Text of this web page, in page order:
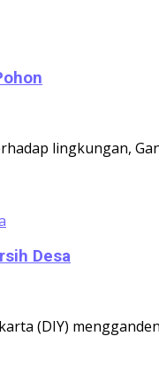
lingkungan,
Desa
(DIY)